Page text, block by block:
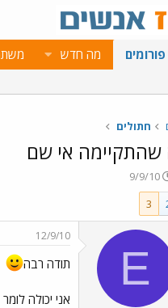
פורומים מה חדש
חתולים
שהתקיימה אי שם
פ
ו
ס
ם
9/9/10
3
E
12/9/10
תודה רבה
אני יכולה